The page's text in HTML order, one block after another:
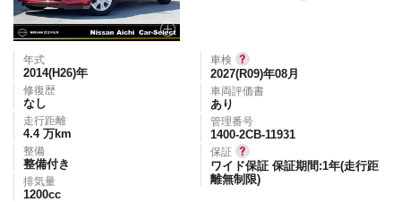
年式
2014(H26)年
修復歴
なし
走行距離
4.4 万km
整備
整備付き
排気量
1200cc
車検
2027(R09)年08月
車両評価書
あり
管理番号
1400-2CB-11931
保証
ワイド保証 保証期間:1年(走行距
離無制限)